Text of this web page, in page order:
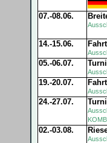
07.-08.06.
14.-15.06.
05.-06.07.
19.-20.07.
24.-27.07.
02.-03.08.